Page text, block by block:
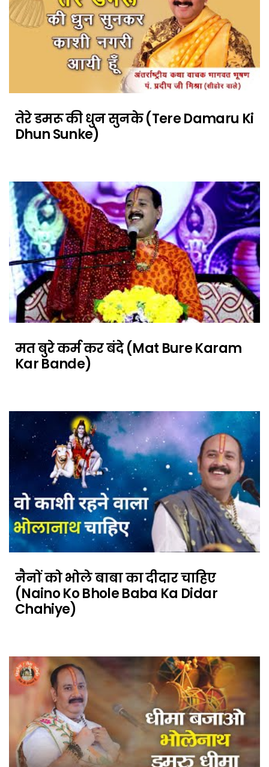
तेरे डमरू की धुन सुनके (Tere Damaru Ki
Dhun Sunke)
मत बुरे कर्म कर बंदे (Mat Bure Karam
Kar Bande)
नैनों को भोले बाबा का दीदार चाहिए
(Naino Ko Bhole Baba Ka Didar
Chahiye)